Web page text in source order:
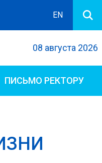
EN
08 августа 2026
ПИСЬМО РЕКТОРУ